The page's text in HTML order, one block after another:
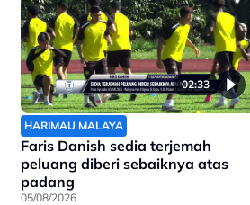
02:33
HARIMAU MALAYA
Faris Danish sedia terjemah
peluang diberi sebaiknya atas
padang
05/08/2026